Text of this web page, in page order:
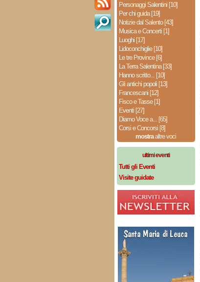
Personaggi Salentini [10]
Per chi guida [19]
Notizie dal Salento [43]
Musica e Concerti [1]
Luoghi [17]
Lidoconchiglie [10]
Le tre Province [6]
La Terra Salentina [33]
Hanno scritto... [10]
Gli antichi popoli [13]
Francescani [12]
Fisco e Tasse [1]
Eventi [27]
Diamo Voce a... [65]
Corsi e Concorsi [8]
mostraaltre voci
ultimi eventi
Tutti gli Eventi
Visite guidate